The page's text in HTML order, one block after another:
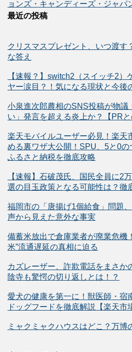
ョンズ・キャンディーズ・ジャパ
最近の投稿
クリスマスプレゼント、いつ渡す
な答え
【速報？】switch2（スイッチ2）
ヤー涙目？！気になる現状と今後
小泉進次郎農相のSNS投稿が物議
い」発言を超える炎上か？【PRと
楽天モバイルユーザー必見！楽天
める裏ワザ大公開！SPU、5と0の
ふるさと納税を徹底攻略
【速報】石破茂氏、国民全員に2
選の目玉政策となる可能性は？徹
福岡市の「唐揚げ1個給食」問題
声から見えた意外な事実
備蓄米放出で倉庫業者が廃業危機
米”流通遅延の真相に迫る
カズレーザー、詐欺電話をまさか
陰寺も驚愕の切り返しとは！？
愛犬の健康を第一に！獣医師・宿
ドッグフードを徹底解説【楽天市
ミャクミャクハウスはどこ？万博